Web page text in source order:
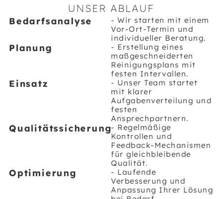
UNSER ABLAUF
Bedarfsanalyse
- Wir starten mit einem
Vor-Ort-Termin und
individueller Beratung.
Planung
- Erstellung eines
maßgeschneiderten
Reinigungsplans mit
festen Intervallen.
Einsatz
- Unser Team startet
mit klarer
Aufgabenverteilung und
festen
Ansprechpartnern.
Qualitätssicherung- Regelmäßige
Kontrollen und
Feedback-Mechanismen
für gleichbleibende
Qualität.
Optimierung
- Laufende
Verbesserung und
Anpassung Ihrer Lösung